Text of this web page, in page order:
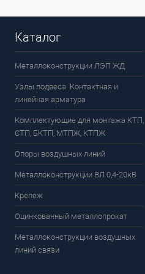
Каталог
Металлоконструкции ЛЭП ЖД
Узлы подвеса. Контактная и
линейная арматура
Комплектующие для монтажа КТП,
СТП, БКТП, МТПЖ, КТПЖ
Опоры воздушных линий
Металлоконструкции ВЛ 0,4-20кВ
Крепеж
Оцинкованный металлопрокат
Металлоконструкции воздушных
линий связи